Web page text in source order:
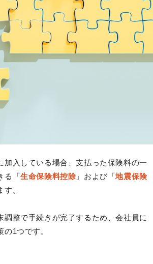
加入している場合、支払った保険料の一
る「生命保険料控除 」および「地震保険
す。
調整で手続きが完了するため、会社員に
1つです。